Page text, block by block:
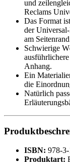
und
Reclams
Das Format
der
am
Schwierige
Anhang.
Ein
die
Natürlich
ISBN: 978-
Produktart: